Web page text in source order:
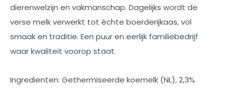
dierenwelzijn en vakmanschap. Dagelijks wordt de
verse melk verwerkt tot échte boerderijkaas, vol
smaak en traditie. Een puur en eerlijk familiebedrijf
waar kwaliteit voorop staat.
Ingrediënten: Gethermiseerde koemelk (NL), 2,3%